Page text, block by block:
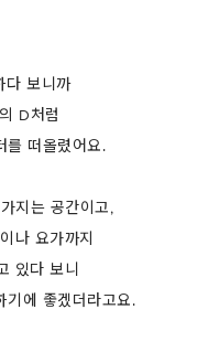
다 보니까
D처럼
를 떠올렸어요.
지는 공간이고,
나 요가까지
있다 보니
기에 좋겠더라고요.